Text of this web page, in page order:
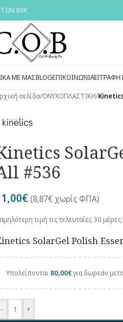
80€
ΜΕ ΜΑΣBLOGΕΠΙΚΟΙΝΩΝΙΑΕΓΓΡΑΦΗ
σελίδα/ΟΝΥΧΟΠΛΑΣΤΙΚΗ/
#536
€ (8,87€χωρίς ΦΠΑ)
τιμή τις τελευταίες 30 μέρες:
SolarGel Polish
Υπολείπονται 80,00€για δωρεάν
- +